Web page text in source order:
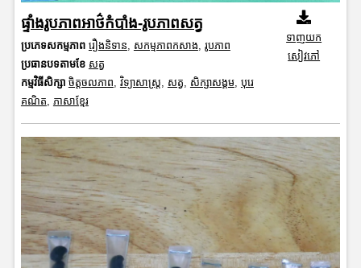
ផ្ទាំងរូបភាពអាថ៌កំបាំង-រូបភាពសត្វ
ប្រភេទសកម្មភាព រឿងនិទាន សកម្មភាពកសាង រូបភាព
ប្រធានបទតាមខែ សត្វ
កម្មវិធីសិក្សា ចិត្តចលភាព វិទ្យាសាស្រ្ត សត្វ សិក្សាសង្គម, បុរេ
គណិត ភាសាខ្មែរ
ទាញយក
សៀវភៅ